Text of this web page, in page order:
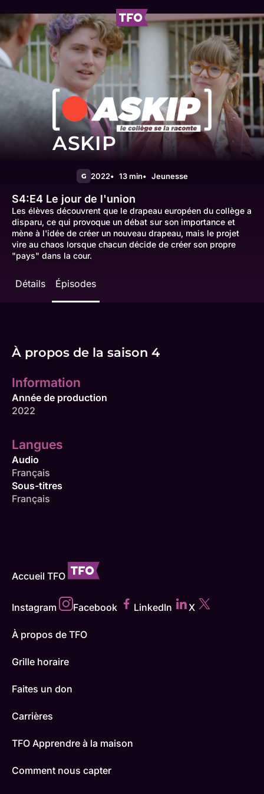
ASKIP
G 2022 13 min Jeunesse
S4:E4 Le jour de l'union
Les élèves découvrent que le drapeau européen du collège a
disparu, ce qui provoque un débat sur son importance et
mène à l'idée de créer un nouveau drapeau, mais le projet
vire au chaos lorsque chacun décide de créer son propre
"pays" dans la cour.
Détails Épisodes
À propos de la saison 4
Information
Année de production
2022
Langues
Audio
Français
Sous-titres
Français
Accueil TFO
Instagram Facebook LinkedIn X
À propos de TFO
Grille horaire
Faites un don
Carrières
TFO Apprendre à la maison
Comment nous capter